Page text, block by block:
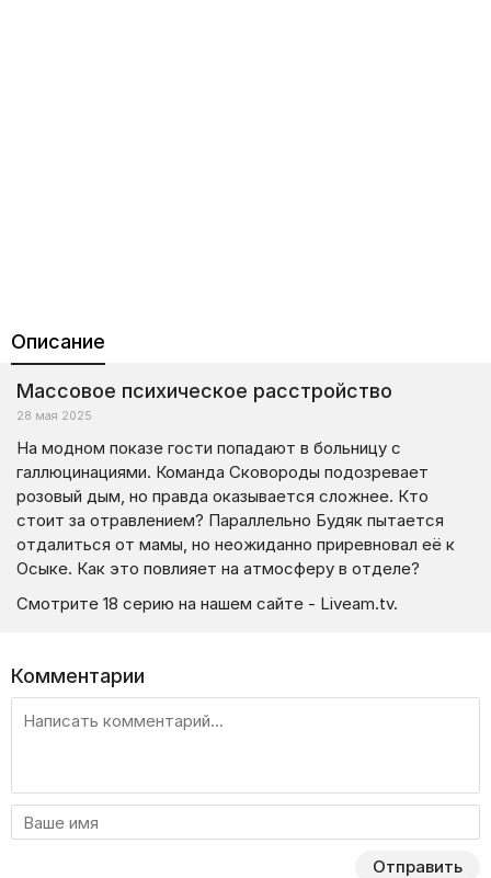
Описание
Массовое психическое расстройство
28 мая 2025
На модном показе гости попадают в больницу с
галлюцинациями. Команда Сковороды подозревает
розовый дым, но правда оказывается сложнее. Кто
стоит за отравлением? Параллельно Будяк пытается
отдалиться от мамы, но неожиданно приревновал её к
Осыке. Как это повлияет на атмосферу в отделе?
Смотрите 18 серию на нашем сайте - Liveam.tv.
Комментарии
Отправить